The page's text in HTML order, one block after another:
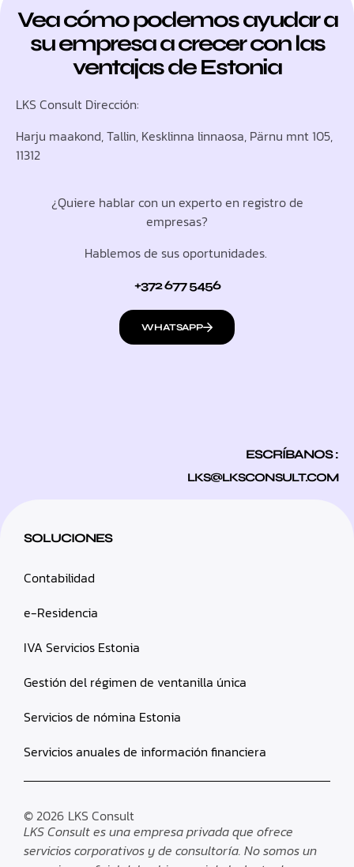
Vea cómo podemos ayudar a
su empresa a crecer con las
ventajas de Estonia
LKS Consult Dirección:
Harju maakond, Tallin, Kesklinna linnaosa, Pärnu mnt 105,
11312
¿Quiere hablar con un experto en registro de
empresas?
Hablemos de sus oportunidades.
+372 677 5456
WHATSAPP
ESCRÍBANOS :
LKS@LKSCONSULT.COM
SOLUCIONES
Contabilidad
e-Residencia
IVA Servicios Estonia
Gestión del régimen de ventanilla única
Servicios de nómina Estonia
Servicios anuales de información financiera
© 2026 LKS Consult
LKS Consult es una empresa privada que ofrece
servicios corporativos y de consultoría. No somos un